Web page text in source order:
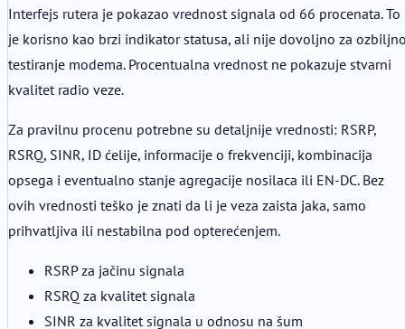
Interfejs rutera je pokazao vrednost signala od 66 procenata. To
je korisno kao brzi indikator statusa, ali nije dovoljno za
testiranje modema. Procentualna vrednost ne pokazuje stvarni
kvalitet radio veze.
Za pravilnu procenu potrebne su detaljnije vrednosti: RSRP,
RSRQ, SINR, ID ćelije, informacije o frekvenciji, kombinacija
opsega i eventualno stanje agregacije nosilaca ili EN-DC. Bez
ovih vrednosti teško je znati da li je veza zaista jaka, samo
prihvatljiva ili nestabilna pod opterećenjem.
RSRP za jačinu signala
RSRQ za kvalitet signala
SINR za kvalitet signala u odnosu na šum